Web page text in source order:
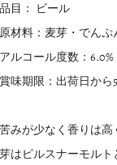
品目： ビール
原材料：麦芽・でんぷ
アルコール度数：6.0%
賞味期限：出荷日から
苦みが少なく香りは高
芽はピルスナーモル